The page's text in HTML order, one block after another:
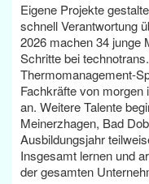
Eigene Projekte
schnell Verantwortung
2026 machen 34 junge
Schritte bei
Thermomanagement-
Fachkräfte von morgen
an. Weitere Talente
Meinerzhagen, Bad
Ausbildungsjahr
Insgesamt lernen und
der gesamten